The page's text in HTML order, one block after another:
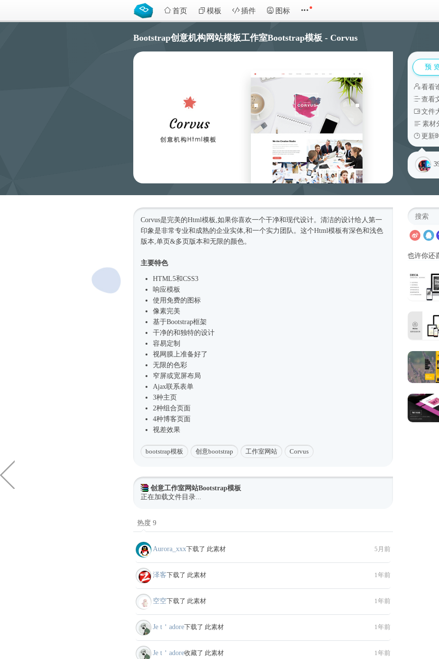
首页 模板 插件 图标
Bootstrap创意机构网站模板工作室Bootstrap模板 - Corvus
预
看看
查看
文件
素材
更新
Corvus是完美的Html模板 ,如果你喜欢一个干净和现代设计。清洁的设计给人第一
印象是非常专业和成熟的企业实体,和一个实力团队。这个Html模板有深色和浅色
版本,单页&多页版本和无限的颜色。
主要特色
HTML5和CSS3
响应模板
使用免费的图标
像素完美
基于Bootstrap框架
干净的和独特的设计
容易定制
视网膜上准备好了
无限的色彩
窄屏或宽屏布局
Ajax联系表单
3种主页
2种组合页面
4种博客页面
视差效果
bootstrap模板 创意bootstrap 工作室网站 Corvus
创意工作室网站Bootstrap模板
正在加载文件目录...
热度 9
Aurora_xxx下载了 此素材 5月前
泽客下载了 此素材 1年前
空空下载了 此素材 1年前
Je t＇adore下载了 此素材 1年前
Je t＇adore收藏了 此素材 1年前
也许你还